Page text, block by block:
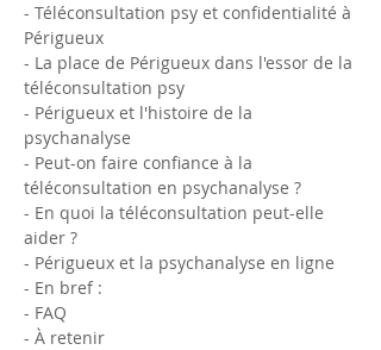
- Téléconsultation psy et confidentialité à
Périgueux
- La place de Périgueux dans l'essor de la
téléconsultation psy
- Périgueux et l'histoire de la
psychanalyse
- Peut-on faire confiance à la
téléconsultation en psychanalyse ?
- En quoi la téléconsultation peut-elle
aider ?
- Périgueux et la psychanalyse en ligne
- En bref :
- FAQ
- À retenir